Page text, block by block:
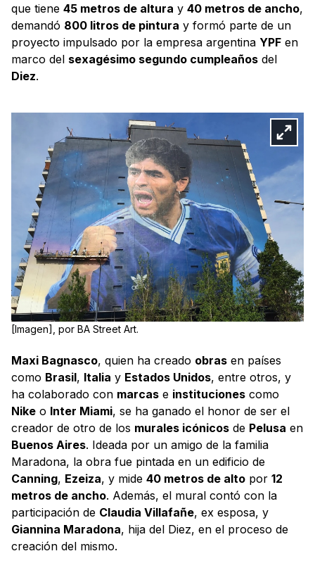
que tiene 45 metros de altura y 40 metros de ancho,
demandó 800 litros de pintura y formó parte de un
proyecto impulsado por la empresa argentina YPF en
marco del sexagésimo segundo cumpleaños del
Diez.
[Imagen], por BA Street Art.
Maxi Bagnasco, quien ha creado obras en países
como Brasil, Italia y Estados Unidos, entre otros, y
ha colaborado con marcas e instituciones como
Nike o Inter Miami, se ha ganado el honor de ser el
creador de otro de los murales icónicos de Pelusa en
Buenos Aires. Ideada por un amigo de la familia
Maradona, la obra fue pintada en un edificio de
Canning, Ezeiza, y mide 40 metros de alto por 12
metros de ancho. Además, el mural contó con la
participación de Claudia Villafañe, ex esposa, y
Giannina Maradona, hija del Diez, en el proceso de
creación del mismo.